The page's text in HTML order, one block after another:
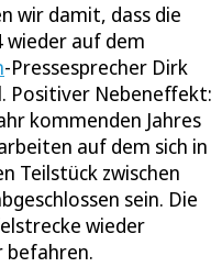
wir damit, dass die
wieder auf dem
-Pressesprecher Dirk
Positiver Nebeneffekt:
kommenden Jahres
auf dem sich in
Teilstück zwischen
sein. Die
wieder
befahren.